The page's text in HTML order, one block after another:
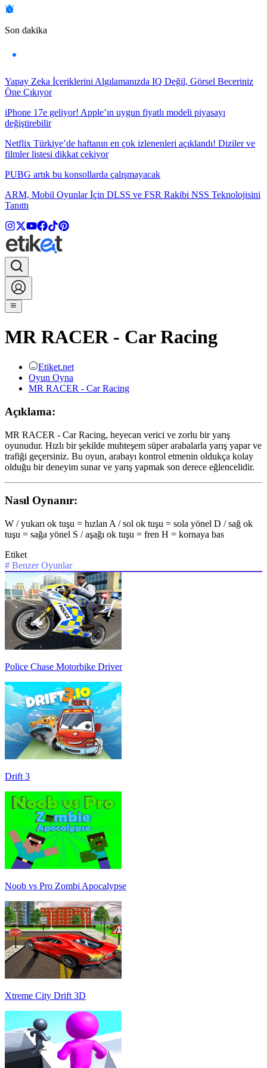
Son dakika
Yapay Zeka İçeriklerini Algılamanızda IQ Değil, Görsel Beceriniz
Öne Çıkıyor
iPhone 17e geliyor! Apple’ın uygun fiyatlı modeli piyasayı
değiştirebilir
Netflix Türkiye’de haftanın en çok izlenenleri açıklandı! Diziler ve
filmler listesi dikkat çekiyor
PUBG artık bu konsollarda çalışmayacak
ARM, Mobil Oyunlar İçin DLSS ve FSR Rakibi NSS Teknolojisini
Tanıttı
MR RACER - Car Racing
Etiket.net
Oyun Oyna
MR RACER - Car Racing
Açıklama:
MR RACER - Car Racing, heyecan verici ve zorlu bir yarış
oyunudur. Hızlı bir şekilde muhteşem süper arabalarla yarış yapar ve
trafiği geçersiniz. Bu oyun, arabayı kontrol etmenin oldukça kolay
olduğu bir deneyim sunar ve yarış yapmak son derece eğlencelidir.
Nasıl Oynanır:
W / yukarı ok tuşu = hızlan A / sol ok tuşu = sola yönel D / sağ ok
tuşu = sağa yönel S / aşağı ok tuşu = fren H = kornaya bas
Etiket
# Benzer Oyunlar
Police Chase Motorbike Driver
Drift 3
Noob vs Pro Zombi Apocalypse
Xtreme City Drift 3D